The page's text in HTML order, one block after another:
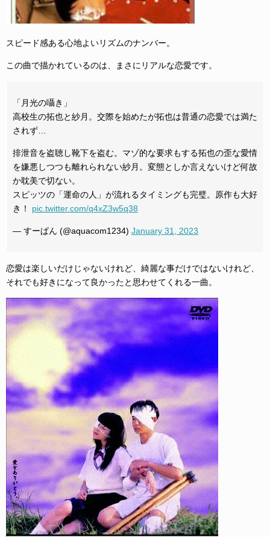
スピード感ある心地よいリズムのナンバー。
この曲で描かれているのは、まさにリアルな恋愛です。
「月光の囁き」
高校生の拓也と紗月。交際を始めたが拓也は普通の恋愛では満た
されず…
排泄音を盗聴し靴下を盗む。マゾ的な要求もする拓也の歪な愛情
を嫌悪しつつも離れられない紗月。変態としか言えないけど何故
か耽美で切ない。
スピッツの「運命の人」が流れるタイミングも完璧。原作も大好
き！ pic.twitter.com/q4xZ3w5q38
— すーぱん (@aquacom1234) January 31, 2023
恋愛は楽しいだけじゃないけれど、綺麗な事だけではないけれど、
それでも好きになって良かったと思わせてくれる一曲。